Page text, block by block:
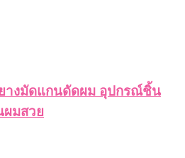
างมัดแกนดัดผม อุปกรณ์ชิ้น
ผมสวย